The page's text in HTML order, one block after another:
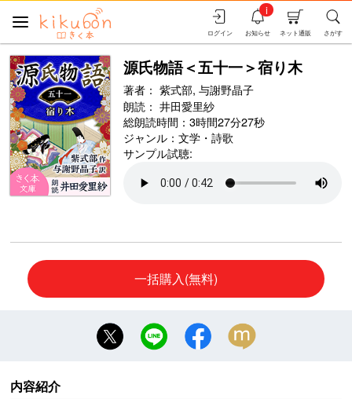
さがす
ネット通販
お知らせ
i
ログイン
源氏物語＜五十一＞宿り木
著者： 紫式部, 与謝野晶子
朗読： 井田愛里紗
総朗読時間：3時間27分27秒
ジャンル： 文学・詩歌
サンプル試聴:
一括購入(無料)
内容紹介